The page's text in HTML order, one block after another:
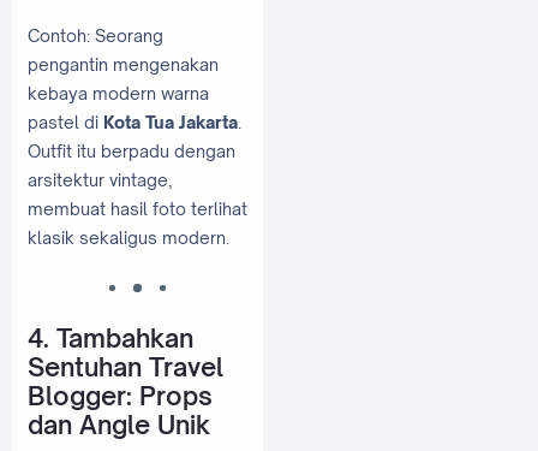
Contoh: Seorang
pengantin mengenakan
kebaya modern warna
pastel di Kota Tua Jakarta
Outfit itu berpadu dengan
arsitektur vintage,
membuat hasil foto terlihat
klasik sekaligus modern.
4. Tambahkan
Sentuhan Travel
Blogger: Props
dan Angle Unik